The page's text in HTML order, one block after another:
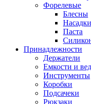
Форелевые
Блесны
Насадки
Паста
Принадлежности
Держатели
Емкости и
Инструменты
Коробки
Подсачеки
Рюкзаки